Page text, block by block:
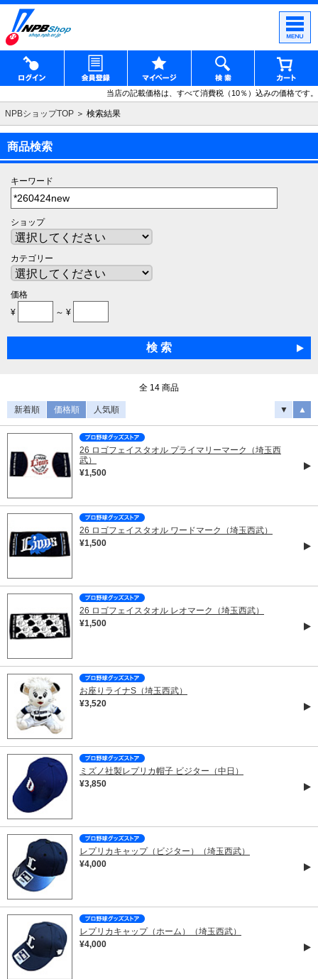
当店の記載価格は、すべて消費税（10％）込みの価格です。
NPBショップTOP ＞ 検索結果
商品検索
キーワード
ショップ
カテゴリー
価格
¥
～ ¥
全 14 商品
新着順 価格順 人気順 ▼ ▲
26 ロゴフェイスタオル プライマリーマーク（埼玉西
武）
¥1,500
26 ロゴフェイスタオル ワードマーク（埼玉西武）
¥1,500
26 ロゴフェイスタオル レオマーク（埼玉西武）
¥1,500
お座りライナS（埼玉西武）
¥3,520
ミズノ社製レプリカ帽子 ビジター（中日）
¥3,850
レプリカキャップ（ビジター）（埼玉西武）
¥4,000
レプリカキャップ（ホーム）（埼玉西武）
¥4,000